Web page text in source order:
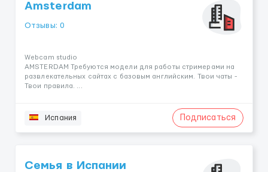
Amsterdam
Отзывы: 0
Webcam studio​ ​ ​ ​ ​ ​ ​ ​ ​ ​ ​ ​ ​ ​ ​ ​ ​ ​ ​ ​ ​ ​ ​ ​ ​ ​ ​ ​ ​ ​ ​ ​ ​ ​ ​ ​ ​ ​ ​ ​ ​ ​ ​ ​ ​ ​ ​ ​ ​ ​ ​ ​ ​ ​ ​ ​ ​ ​ ​ ​ ​ ​ ​ ​ ​ ​ ​ ​ ​ ​ ​ ​ ​ ​ ​ ​ ​ ​ ​
AMSTERDAM Требуются модели для работы стримерами на
развлекательных сайтах с базовым английским. Твои чаты -
Твои правила. ...
Испания Подписаться
Семья в Испании